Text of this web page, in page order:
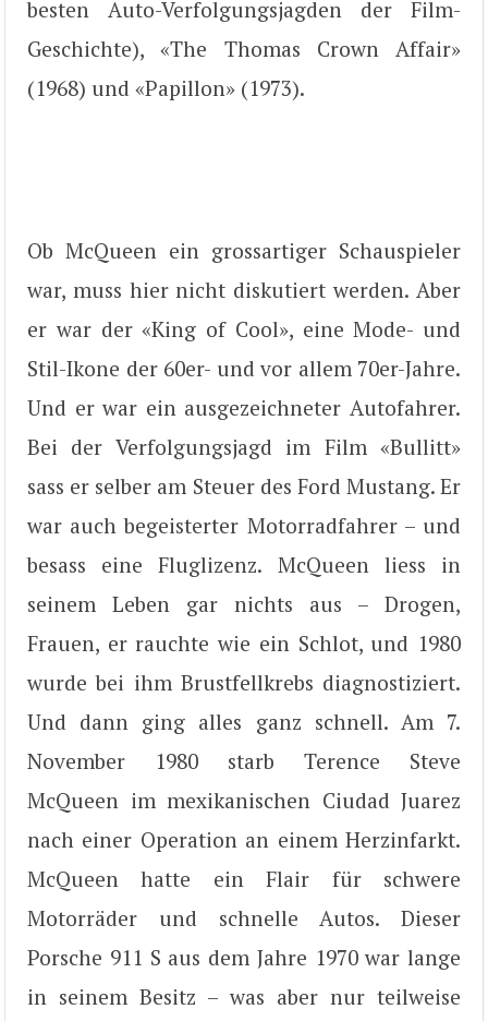
besten Auto-Verfolgungsjagden der Film-
Geschichte), «The Thomas Crown Affair»
(1968) und «Papillon» (1973).
Ob McQueen ein grossartiger Schauspieler
war, muss hier nicht diskutiert werden. Aber
er war der «King of Cool», eine Mode- und
Stil-Ikone der 60er- und vor allem 70er-Jahre.
Und er war ein ausgezeichneter Autofahrer.
Bei der Verfolgungsjagd im Film «Bullitt»
sass er selber am Steuer des Ford Mustang. Er
war auch begeisterter Motorradfahrer – und
besass eine Fluglizenz. McQueen liess in
seinem Leben gar nichts aus – Drogen,
Frauen, er rauchte wie ein Schlot, und 1980
wurde bei ihm Brustfellkrebs diagnostiziert.
Und dann ging alles ganz schnell. Am 7.
November 1980 starb Terence Steve
McQueen im mexikanischen Ciudad Juarez
nach einer Operation an einem Herzinfarkt.
McQueen hatte ein Flair für schwere
Motorräder und schnelle Autos. Dieser
Porsche 911 S aus dem Jahre 1970 war lange
in seinem Besitz – was aber nur teilweise